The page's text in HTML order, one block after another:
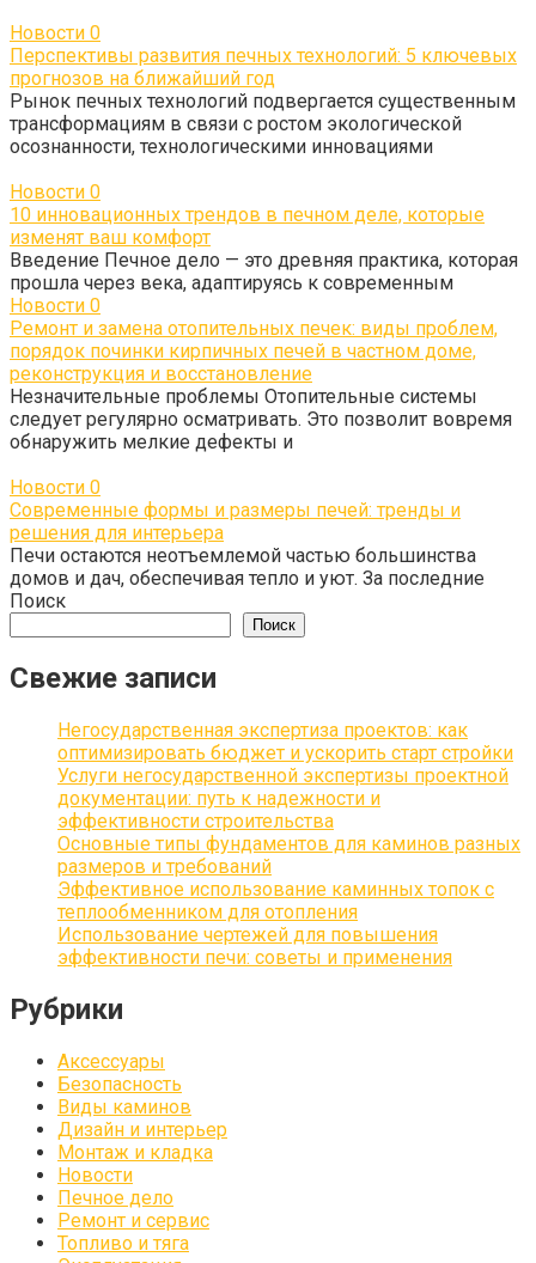
Новости 0
Перспективы развития печных технологий: 5 ключевых
прогнозов на ближайший год
Рынок печных технологий подвергается существенным
трансформациям в связи с ростом экологической
осознанности, технологическими инновациями
Новости 0
10 инновационных трендов в печном деле, которые
изменят ваш комфорт
Введение Печное дело — это древняя практика, которая
прошла через века, адаптируясь к современным
Новости 0
Ремонт и замена отопительных печек: виды проблем,
порядок починки кирпичных печей в частном доме,
реконструкция и восстановление
Незначительные проблемы Отопительные системы
следует регулярно осматривать. Это позволит вовремя
обнаружить мелкие дефекты и
Новости 0
Современные формы и размеры печей: тренды и
решения для интерьера
Печи остаются неотъемлемой частью большинства
домов и дач, обеспечивая тепло и уют. За последние
Поиск
Поиск
Свежие записи
Негосударственная экспертиза проектов: как
оптимизировать бюджет и ускорить старт стройки
Услуги негосударственной экспертизы проектной
документации: путь к надежности и
эффективности строительства
Основные типы фундаментов для каминов разных
размеров и требований
Эффективное использование каминных топок с
теплообменником для отопления
Использование чертежей для повышения
эффективности печи: советы и применения
Рубрики
Аксессуары
Безопасность
Виды каминов
Дизайн и интерьер
Монтаж и кладка
Новости
Печное дело
Ремонт и сервис
Топливо и тяга